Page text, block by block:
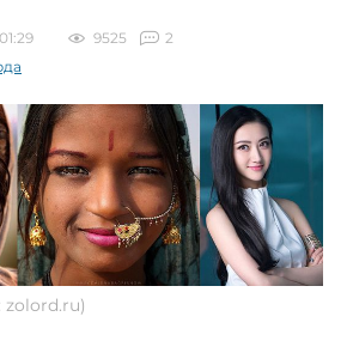
9525
2